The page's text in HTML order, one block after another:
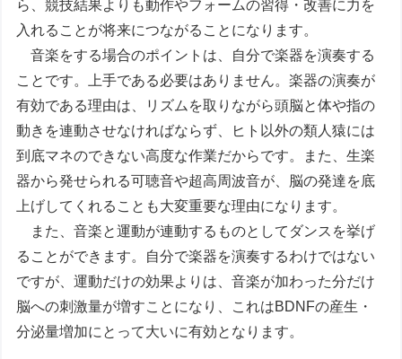
ら、競技結果よりも動作やフォームの習得・改善に力を
入れることが将来につながることになります。
音楽をする場合のポイントは、自分で楽器を演奏する
ことです。上手である必要はありません。楽器の演奏が
有効である理由は、リズムを取りながら頭脳と体や指の
動きを連動させなければならず、ヒト以外の類人猿には
到底マネのできない高度な作業だからです。また、生楽
器から発せられる可聴音や超高周波音が、脳の発達を底
上げしてくれることも大変重要な理由になります。
また、音楽と運動が連動するものとしてダンスを挙げ
ることができます。自分で楽器を演奏するわけではない
ですが、運動だけの効果よりは、音楽が加わった分だけ
脳への刺激量が増すことになり、これはBDNFの産生・
分泌量増加にとって大いに有効となります。